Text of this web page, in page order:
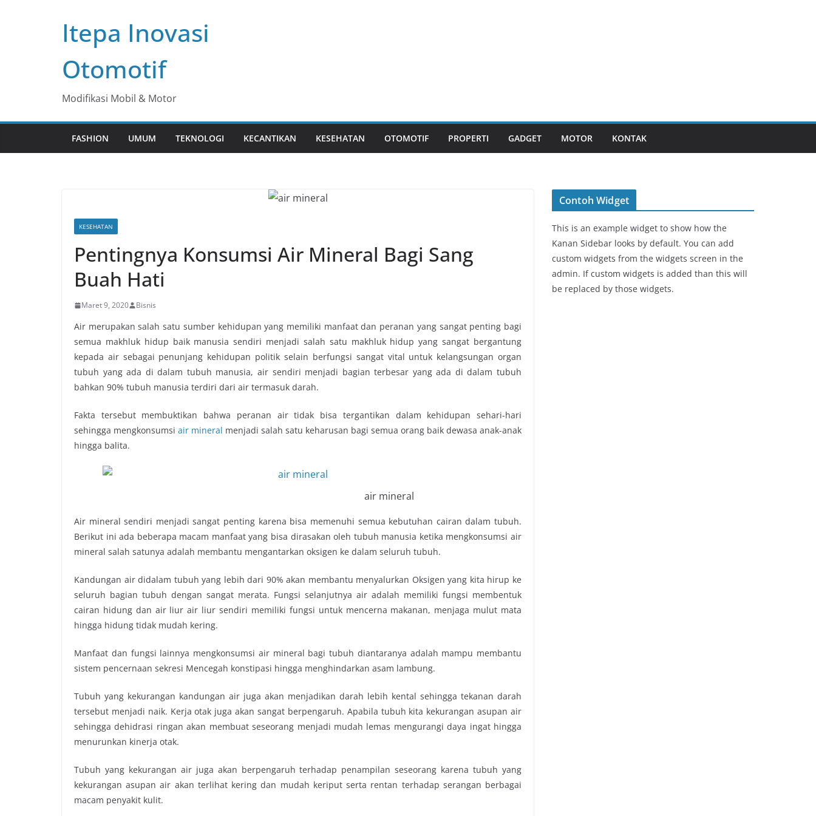
Itepa Inovasi
Otomotif
Modifikasi Mobil & Motor
FASHION UMUM TEKNOLOGI KECANTIKAN KESEHATAN OTOMOTIF PROPERTI GADGET MOTOR KONTAK
KESEHATAN
Pentingnya Konsumsi Air Mineral Bagi Sang
Buah Hati
Maret 9, 2020 Bisnis
Air merupakan salah satu sumber kehidupan yang memiliki manfaat dan peranan yang sangat penting bagi
semua makhluk hidup baik manusia sendiri menjadi salah satu makhluk hidup yang sangat bergantung
kepada air sebagai penunjang kehidupan politik selain berfungsi sangat vital untuk kelangsungan organ
tubuh yang ada di dalam tubuh manusia, air sendiri menjadi bagian terbesar yang ada di dalam tubuh
bahkan 90% tubuh manusia terdiri dari air termasuk darah.
Fakta tersebut membuktikan bahwa peranan air tidak bisa tergantikan dalam kehidupan sehari-hari
sehingga mengkonsumsi air mineral menjadi salah satu keharusan bagi semua orang baik dewasa anak-anak
hingga balita.
air mineral
Air mineral sendiri menjadi sangat penting karena bisa memenuhi semua kebutuhan cairan dalam tubuh.
Berikut ini ada beberapa macam manfaat yang bisa dirasakan oleh tubuh manusia ketika mengkonsumsi air
mineral salah satunya adalah membantu mengantarkan oksigen ke dalam seluruh tubuh.
Kandungan air didalam tubuh yang lebih dari 90% akan membantu menyalurkan Oksigen yang kita hirup ke
seluruh bagian tubuh dengan sangat merata. Fungsi selanjutnya air adalah memiliki fungsi membentuk
cairan hidung dan air liur air liur sendiri memiliki fungsi untuk mencerna makanan, menjaga mulut mata
hingga hidung tidak mudah kering.
Manfaat dan fungsi lainnya mengkonsumsi air mineral bagi tubuh diantaranya adalah mampu membantu
sistem pencernaan sekresi Mencegah konstipasi hingga menghindarkan asam lambung.
Tubuh yang kekurangan kandungan air juga akan menjadikan darah lebih kental sehingga tekanan darah
tersebut menjadi naik. Kerja otak juga akan sangat berpengaruh. Apabila tubuh kita kekurangan asupan air
sehingga dehidrasi ringan akan membuat seseorang menjadi mudah lemas mengurangi daya ingat hingga
menurunkan kinerja otak.
Tubuh yang kekurangan air juga akan berpengaruh terhadap penampilan seseorang karena tubuh yang
kekurangan asupan air akan terlihat kering dan mudah keriput serta rentan terhadap serangan berbagai
macam penyakit kulit.
Contoh Widget
This is an example widget to show how the
Kanan Sidebar looks by default. You can add
custom widgets from the widgets screen in the
admin. If custom widgets is added than this will
be replaced by those widgets.